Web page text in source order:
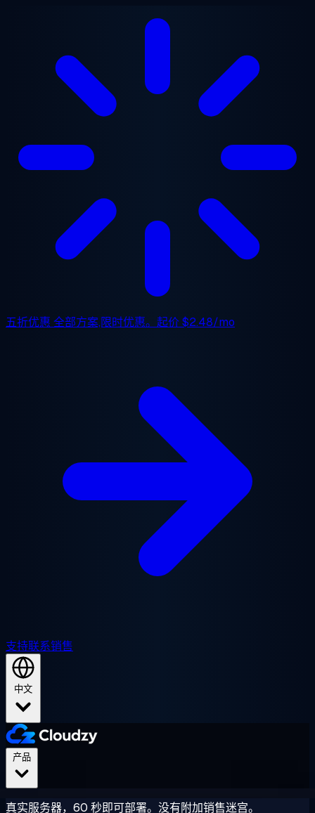
五折优惠 全部方案,限时优惠。起价$2.48/mo
支持联系销售
中文
真实服务器，60 秒即可部署。没有附加销售迷宫。